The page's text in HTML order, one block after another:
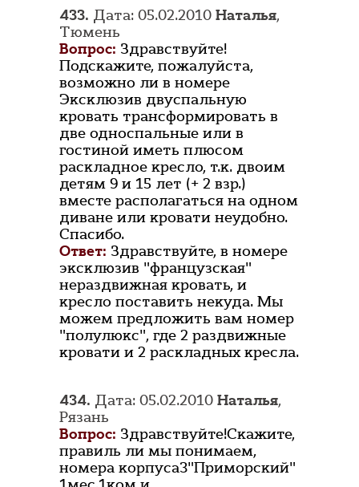
433. Дата: 05.02.2010 Наталья,
Тюмень
Вопрос: Здравствуйте!
Подскажите, пожалуйста,
возможно ли в номере
Эксклюзив двуспальную
кровать трансформировать в
две односпальные или в
гостиной иметь плюсом
раскладное кресло, т.к. двоим
детям 9 и 15 лет (+ 2 взр.)
вместе располагаться на одном
диване или кровати неудобно.
Спасибо.
Ответ: Здравствуйте, в номере
эксклюзив "французская"
нераздвижная кровать, и
кресло поставить некуда. Мы
можем предложить вам номер
"полулюкс", где 2 раздвижные
кровати и 2 раскладных кресла.
434. Дата: 05.02.2010 Наталья,
Рязань
Вопрос: Здравствуйте!Скажите,
правиль ли мы понимаем,
номера корпуса3"Приморский"